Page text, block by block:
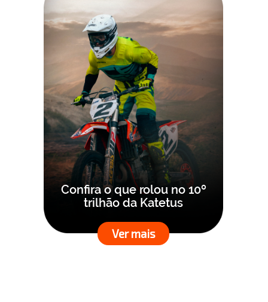
Confira o que rolou no 10º
trilhão da Katetus
Ver mais